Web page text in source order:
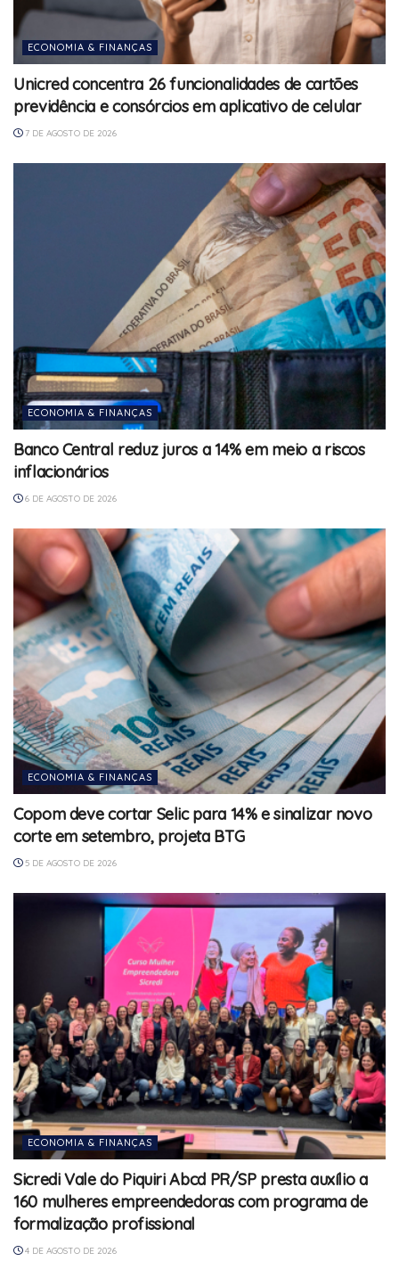
ECONOMIA & FINANÇAS
Unicred concentra 26 funcionalidades de cartões
previdência e consórcios em aplicativo de celular
7 DE AGOSTO DE 2026
ECONOMIA & FINANÇAS
Banco Central reduz juros a 14% em meio a riscos
inflacionários
6 DE AGOSTO DE 2026
ECONOMIA & FINANÇAS
Copom deve cortar Selic para 14% e sinalizar novo
corte em setembro, projeta BTG
5 DE AGOSTO DE 2026
ECONOMIA & FINANÇAS
Sicredi Vale do Piquiri Abcd PR/SP presta auxílio a
160 mulheres empreendedoras com programa de
formalização profissional
4 DE AGOSTO DE 2026